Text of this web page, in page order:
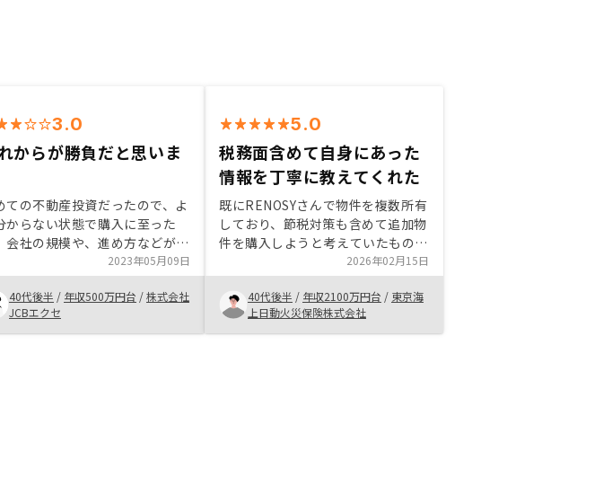
3.0
からが勝負だと思いま
ての不動産投資だったので、よ
からない状態で購入に至った
会社の規模や、進め方などが共
きた。他社を知らないので、何
言えないところはあるが、これ
、もっと良いサービスを提供し
しい。
2023年05月09日
40代後半 / 年収500万円台 /株式会社
JCBエクセ
5.0
税務面含めて自身にあった
情報を丁寧に教えてくれた
既にRENOSYさんで物件を複数所有
しており、節税対策も含めて追加物
件を購入しようと考えていたもの。
なかなか条件の合う物件が出てこな
かったが、担当の方がしっかりとフ
ォローしてくれていて、希望と合致
する物件が出てきたため、購入した
もの。
2026年02月15日
40代後半 / 年収2100万円台 / 東京海
上日動火災保険株式会社